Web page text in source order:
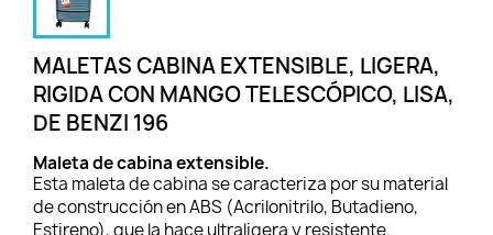
MALETAS CABINA EXTENSIBLE, LIGERA,
RIGIDA CON MANGO TELESCÓPICO, LISA,
DE BENZI 196
Maleta de cabina extensible.
Esta maleta de cabina se caracteriza por su material
de construcción en ABS (Acrilonitrilo, Butadieno,
Estireno), que la hace ultraligera y resistente.